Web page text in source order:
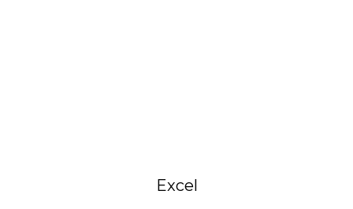
Excel